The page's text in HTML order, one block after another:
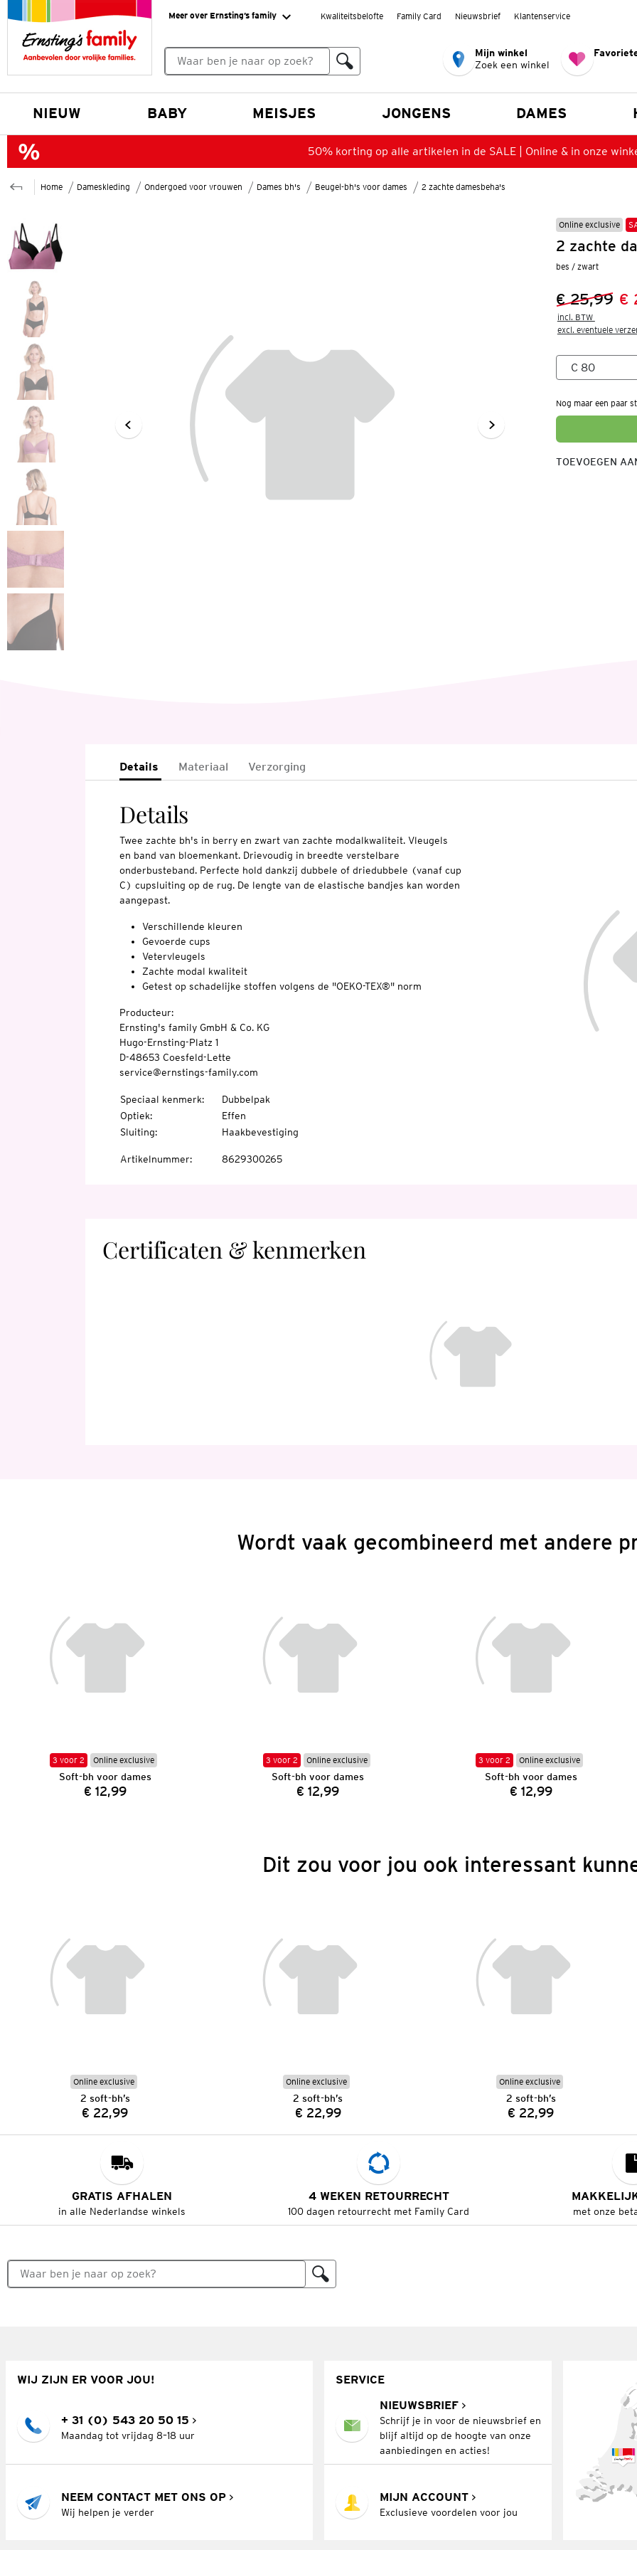
Meer over Ernsting’s family Kwaliteitsbelofte Family Card Nieuwsbrief Klantenservice
Mijn winkel
Zoek een winkel
NIEUW BABY MEISJES JONGENS DAMES
50% korting op alle artikelen in de SALE | Online & in onze
Home Dameskleding Ondergoed voor vrouwen Dames bh's Beugel-bh's voor dames 2 zachte damesbeha's
Online exclusive
2 zachte
bes / zwart
Vorige
€ 25,99
Nieuwe €
incl. BTW
excl. eventuele
Nog maar een paar
TOEVOEGEN
Details Materiaal Verzorging
Details
Twee zachte bh's in berry en zwart van zachte modalkwaliteit. Vleugels
en band van bloemenkant. Drievoudig in breedte verstelbare
onderbusteband. Perfecte hold dankzij dubbele of driedubbele (vanaf cup
C) cupsluiting op de rug. De lengte van de elastische bandjes kan worden
aangepast.
Verschillende kleuren
Gevoerde cups
Vetervleugels
Zachte modal kwaliteit
Getest op schadelijke stoffen volgens de "OEKO-TEX®" norm
Producteur:
Ernsting's family GmbH & Co. KG
Hugo-Ernsting-Platz 1
D-48653 Coesfeld-Lette
service@ernstings-family.com
Speciaal kenmerk:
Dubbelpak
Optiek:
Effen
Sluiting: Haakbevestiging
Artikelnummer: 8629300265
Certificaten & kenmerken
Wordt vaak gecombineerd met andere
3 voor 2 Online exclusive
Soft-bh voor dames
Prijs:
€ 12,99
3 voor 2 Online exclusive
Soft-bh voor dames
Prijs:
€ 12,99
3 voor 2 Online exclusive
Soft-bh voor dames
Prijs:
€ 12,99
Dit zou voor jou ook interessant
Online exclusive
2 soft-bh’s
Prijs:
€ 22,99
Online exclusive
2 soft-bh’s
Prijs:
€ 22,99
Online exclusive
2 soft-bh’s
Prijs:
€ 22,99
GRATIS AFHALEN
in alle Nederlandse winkels
4 WEKEN RETOURRECHT
100 dagen retourrecht met Family Card met onze
WIJ ZIJN ER VOOR JOU!
+ 31 (0) 543 20 50 15
Maandag tot vrijdag 8–18 uur
NEEM CONTACT MET ONS OP
Wij helpen je verder
SERVICE
NIEUWSBRIEF
Schrijf je in voor de nieuwsbrief en
blijf altijd op de hoogte van onze
aanbiedingen en acties!
MIJN ACCOUNT
Exclusieve voordelen voor jou